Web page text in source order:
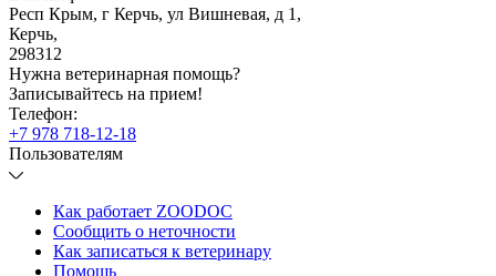
Респ Крым, г Керчь, ул Вишневая, д 1 ,
Керчь,
298312
Нужна ветеринарная помощь?
Записывайтесь на прием!
Телефон:
+7 978 718-12-18
Пользователям
Как работает ZOODOC
Сообщить о неточности
Как записаться к ветеринару
Помощь